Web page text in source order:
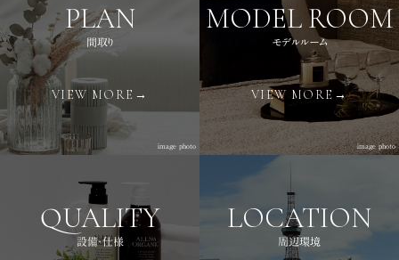
PLAN
間取り
VIEW MORE→
image photo
MODEL ROOM
モデルルーム
VIEW MORE→
image photo
QUALITY
設備・仕様
LOCATION
周辺環境